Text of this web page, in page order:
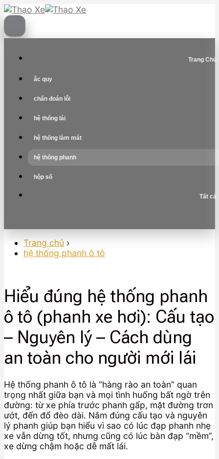
Skip
to
content
Trang Chủ
ắc quy
chẩn đoán lỗi
hệ thống lái
hệ thống làm mát
hệ thống phanh
hộp số
Tất cả
Trang chủ ›
hệ thống phanh ô tô
Hiểu đúng hệ thống phanh
ô tô (phanh xe hơi): Cấu tạo
– Nguyên lý – Cách dùng
an toàn cho người mới lái
Hệ thống phanh ô tô là “hàng rào an toàn” quan
trọng nhất giữa bạn và mọi tình huống bất ngờ trên
đường: từ xe phía trước phanh gấp, mặt đường trơn
ướt, đến đổ đèo dài. Nắm đúng cấu tạo và nguyên
lý phanh giúp bạn hiểu vì sao có lúc đạp phanh nhẹ
xe vẫn dừng tốt, nhưng cũng có lúc bàn đạp “mềm”,
xe dừng chậm hoặc dễ mất lái.